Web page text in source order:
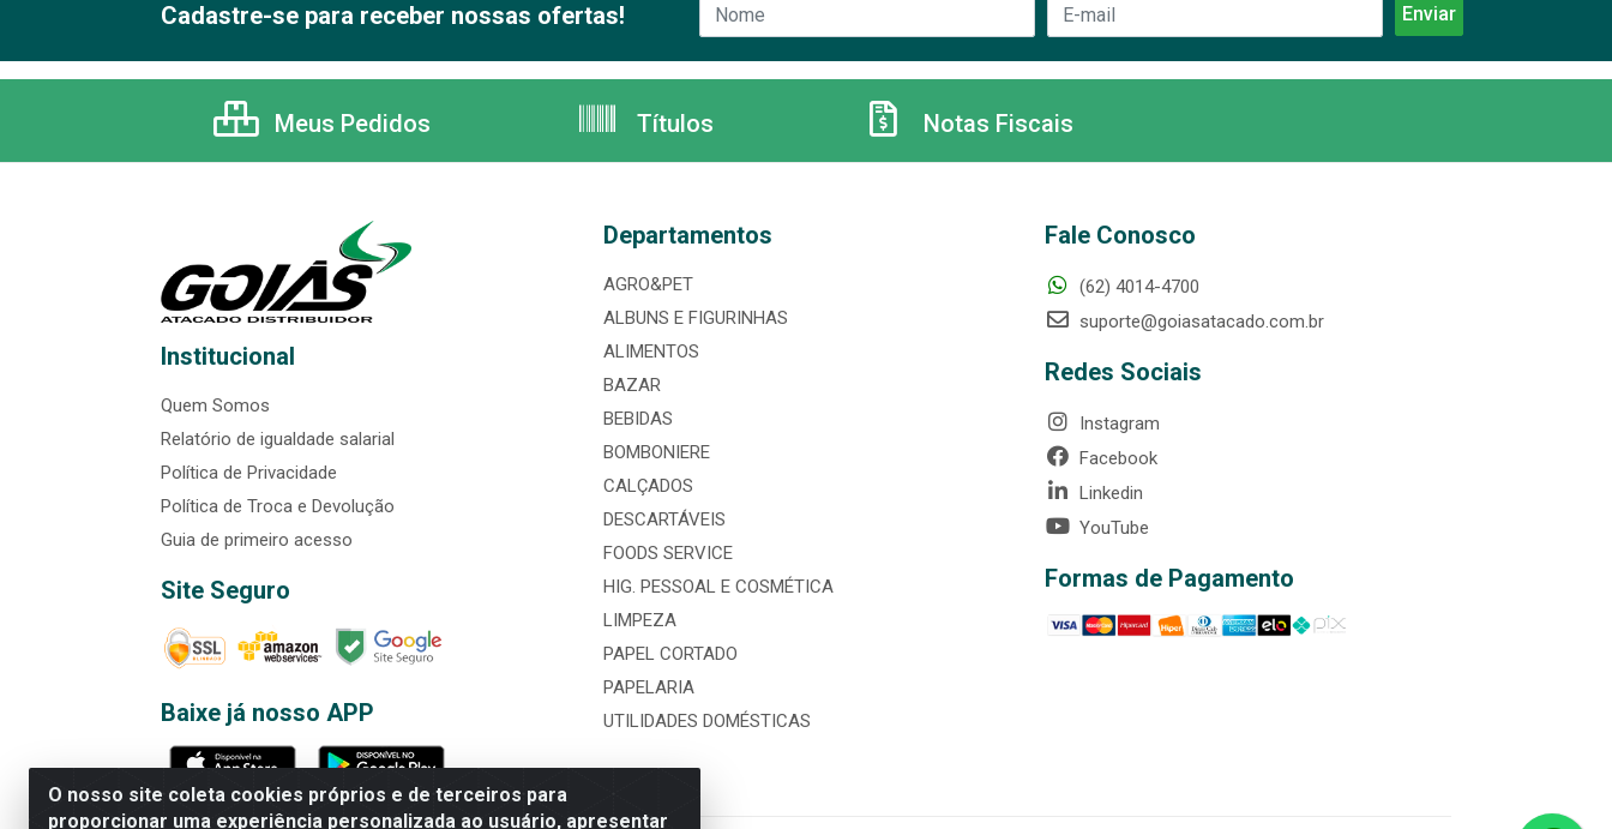
O nosso site coleta cookies próprios e de terceiros para
proporcionar uma experiência personalizada ao usuário, apresentar
Cadastre-se para receber nossas ofertas!
Meus Pedidos Títulos Notas Fiscais
Institucional
Quem Somos
Relatório de igualdade salarial
Política de Privacidade
Política de Troca e Devolução
Guia de primeiro acesso
Site Seguro
Baixe já nosso APP
Departamentos
AGRO&PET
ALBUNS E FIGURINHAS
ALIMENTOS
BAZAR
BEBIDAS
BOMBONIERE
CALÇADOS
DESCARTÁVEIS
FOODS SERVICE
HIG. PESSOAL E COSMÉTICA
LIMPEZA
PAPEL CORTADO
PAPELARIA
UTILIDADES DOMÉSTICAS
Fale Conosco
(62) 4014-4700
suporte@goiasatacado.com.br
Redes Sociais
Instagram
Facebook
Linkedin
YouTube
Formas de Pagamento